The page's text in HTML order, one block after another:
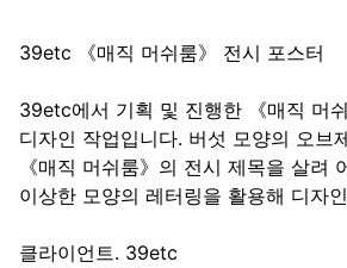
39etc 《매직 머쉬룸》 전시 포스터
39etc에서 기획 및 진행한 《매직 머
디자인 작업입니다. 버섯 모양의 오브
《매직 머쉬룸》의 전시 제목을 살려
이상한 모양의 레터링을 활용해 디자
클라이언트. 39etc